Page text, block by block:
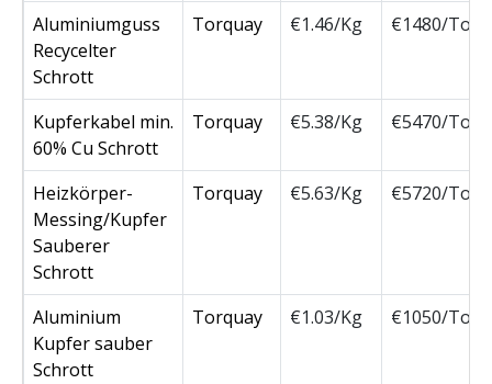
Aluminiumguss
Recycelter
Schrott
Torquay €1.46/Kg €1480/Ton
Kupferkabel min.
60% Cu Schrott
Torquay €5.38/Kg €5470/Ton
Heizkörper-
Messing/Kupfer
Sauberer
Schrott
Torquay €5.63/Kg €5720/Ton
Aluminium
Kupfer sauber
Schrott
Torquay €1.03/Kg €1050/Ton